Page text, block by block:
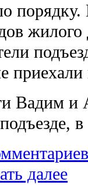
порядку.
Вадим и
далее